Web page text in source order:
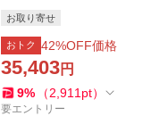
お取り寄せ
おトク 42%OFF価格
35,403円
9% （2,911 pt）
要エントリー